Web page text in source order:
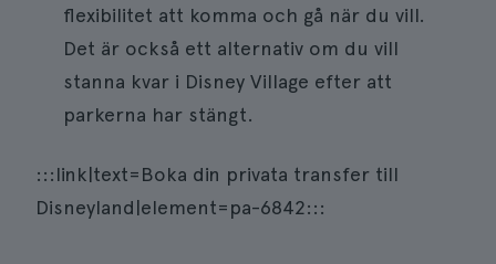
flexibilitet att komma och gå när du vill.
Det är också ett alternativ om du vill
stanna kvar i Disney Village efter att
parkerna har stängt.
:::link|text=Boka din privata transfer till
Disneyland|element=pa-6842:::